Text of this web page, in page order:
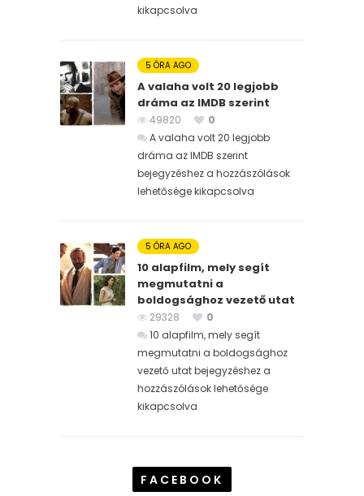
kikapcsolva
5 ÓRA AGO
A valaha volt 20 legjobb
dráma az IMDB szerint
49820
0
A valaha volt 20 legjobb
dráma az IMDB szerint
bejegyzéshez a hozzászólások
lehetősége kikapcsolva
5 ÓRA AGO
10 alapfilm, mely segít
megmutatni a
boldogsághoz vezető utat
29328
0
10 alapfilm, mely segít
megmutatni a boldogsághoz
vezető utat bejegyzéshez a
hozzászólások lehetősége
kikapcsolva
FACEBOOK